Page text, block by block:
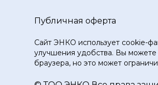
Публичная оферта
Сайт ЭНКО использует cookie-
улучшения удобства. Вы можете
браузера, но это может